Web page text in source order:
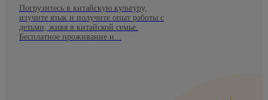
Погрузитесь в китайскую культуру,
изучите язык и получите опыт работы с
детьми, живя в китайской семье.
Бесплатное проживание и...